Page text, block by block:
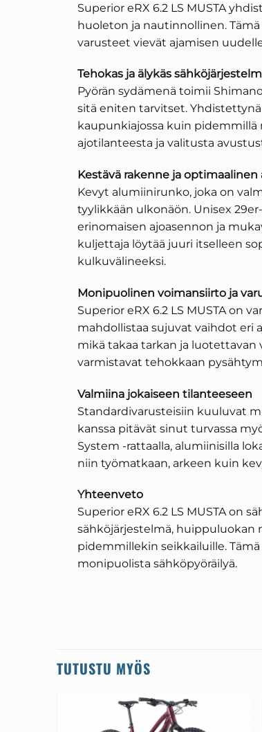
Superior eRX 6.2 LS MUSTA
huoleton ja nautinnollinen.
varusteet vievät ajamisen
Tehokas ja älykäs
Pyörän sydämenä toimii
sitä eniten tarvitset.
kaupunkiajossa kuin pidemmillä
ajotilanteesta ja valitusta
Kestävä rakenne ja optimaalinen
Kevyt alumiinirunko, joka on
tyylikkään ulkonäön. Unisex
erinomaisen ajoasennon ja
kuljettaja löytää juuri itselleen
kulkuvälineeksi.
Monipuolinen voimansiirto ja
Superior eRX 6.2 LS MUSTA on
mahdollistaa sujuvat vaihdot eri
mikä takaa tarkan ja luotettavan
varmistavat tehokkaan
Valmiina jokaiseen tilanteeseen
Standardivarusteisiin kuuluvat
kanssa pitävät sinut turvassa
System -rattaalla, alumiinisilla
niin työmatkaan, arkeen kuin
Yhteenveto
Superior eRX 6.2 LS MUSTA on
sähköjärjestelmä,
pidemmillekin seikkailuille.
monipuolista sähköpyöräilyä.
TUTUSTU MYÖS